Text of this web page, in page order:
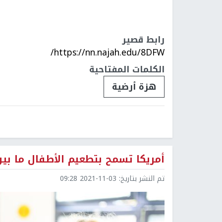
رابط قصير
https://nn.najah.edu/8DFW/
الكلمات المفتاحية
هزة أرضية
أمريكا تسمح بتطعيم الأطفال ما بين 5 و11 عاماً بلقاح
تم النشر بتاريخ: 2021-11-03 09:28